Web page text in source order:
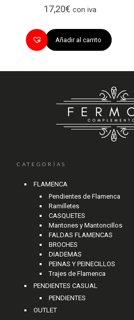
17,20€ con iva
Añadir al carrito
CATEGORÍAS
FLAMENCA
Pendientes de Flamenca
Ramilletes
CASQUETES
Mantones y Mantoncillos
FALDAS FLAMENCAS
BROCHES
DIADEMAS
PEINAS Y PEINECILLOS
Trajes de Flamenca
PENDIENTES CASUAL
PENDIENTES
OUTLET